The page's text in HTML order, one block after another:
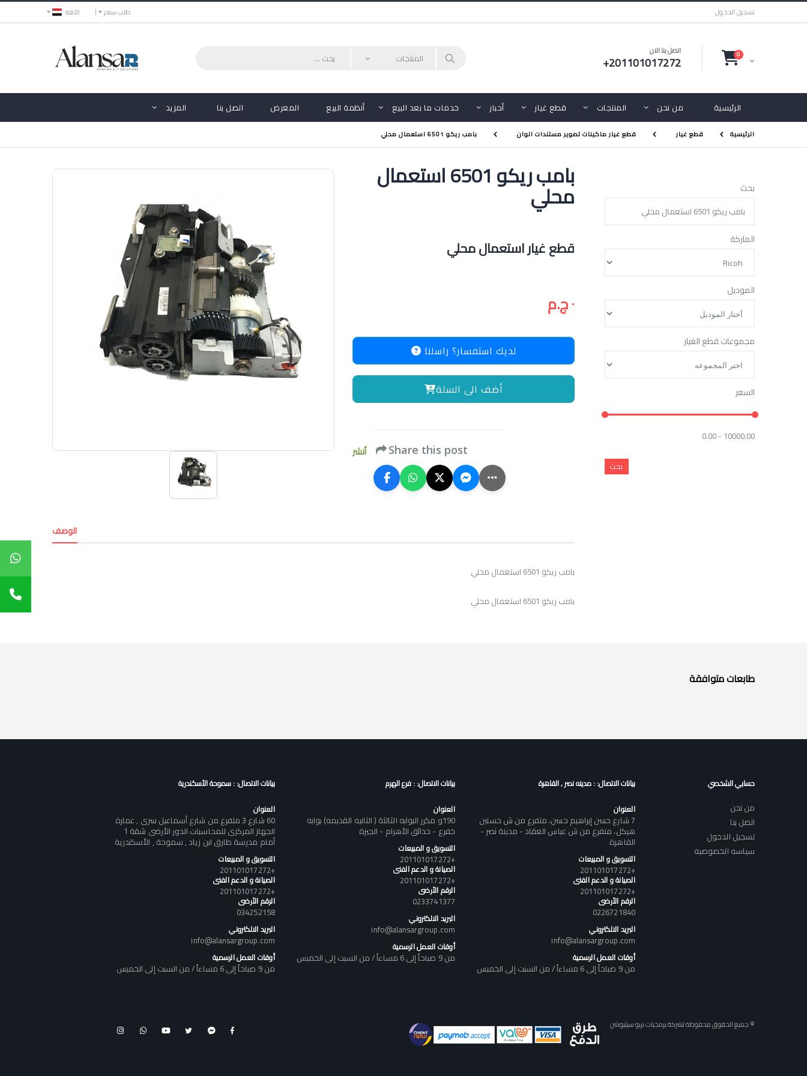
اللغه طلب سعر تسجيل الدخول
اتصل بنا الان
+201101017272 0
الرئيسية من نحن المنتجات قطع غيار أحبار خدمات ما بعد البيع أنظمة البيع المعرض اتصل بنا المزيد
الرئيسية قطع غيار قطع غيار ماكينات تصوير مستندات الوان بامب ريكو 6501 استعمال محلي
بامب ريكو 6501 استعمال
محلي
قطع غيار استعمال محلي
٠ ج.م
لديك استفسار؟ راسلنا
أضف الى السلة
أنشر Share this post
الوصف
بامب ريكو 6501 استعمال محلي
بامب ريكو 6501 استعمال محلي
بحث
الماركة
الموديل
مجموعات قطع الغيار
السعر
0.00 - 10000.00
طابعات متوافقة
حسابي الشخصي
من نحن
اتصل بنا
تسجيل الدخول
سياسه الخصوصيه
بيانات الاتصال: : مدينه نصر , القاهرة
العنوان
7 شارع حسن إبراهيم حسن، متفرع من ش حسنين
هيكل، متفرع من ش عباس العقاد - مدينة نصر -
القاهرة
التسويق و المبيعات
+201101017272
الصيانة و الدعم الفنى
+201101017272
الرقم الأرضى
0226721840
البريد الالكتروني
info@alansargroup.com
أوقات العمل الرسمية
من 9 صباحاً إلى 6 مساءاً / من السبت إلى الخميس
بيانات الاتصال: : فرع الهرم
العنوان
190و مكرر البوابه الثالثة ( الثانيه القديمه) بوابه
خفرع - حدائق الأهرام - الجيزة
التسويق و المبيعات
+201101017272
الصيانة و الدعم الفنى
+201101017272
الرقم الأرضى
0233741377
البريد الالكتروني
info@alansargroup.com
أوقات العمل الرسمية
من 9 صباحاً إلى 6 مساءاً / من السبت إلى الخميس
بيانات الاتصال: : سموحة الأسكندرية
العنوان
60 شارع 3 متفرع من شارع أسماعيل سرى , عمارة
الجهاز المركزى للمحاسبات الدور الأرضى شقة 1
أمام مدرسة طارق ابن زياد , سموحة , الأسكندرية
التسويق و المبيعات
+201101017272
الصيانة و الدعم الفنى
+201101017272
الرقم الأرضى
034252158
البريد الالكتروني
info@alansargroup.com
أوقات العمل الرسمية
من 9 صباحاً إلى 6 مساءاً / من السبت إلى الخميس
© جميع الحقوق محفوظة لشركة برمجيات تربو سيليوشن